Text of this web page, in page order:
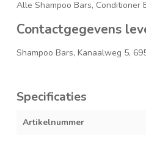
Alle Shampoo Bars, Conditioner
Contactgegevens
Shampoo Bars, Kanaalweg 5,
Specificaties
Artikelnummer